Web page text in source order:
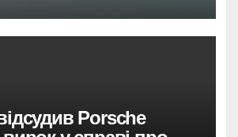
супровід
після
тисяч за прямим
на
після
Porsche